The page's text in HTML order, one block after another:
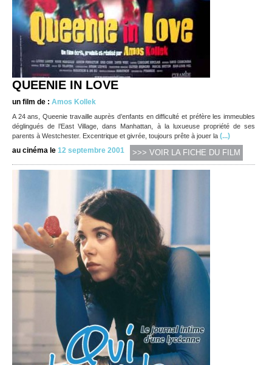
QUEENIE IN LOVE
un film de : Amos Kollek
A 24 ans, Queenie travaille auprès d’enfants en difficulté et préfère les immeubles
déglingués de l’East Village, dans Manhattan, à la luxueuse propriété de ses
parents à Westchester. Excentrique et givrée, toujours prête à jouer la (...)
au cinéma le 12 septembre 2001 >>> VOIR LA FICHE DU FILM